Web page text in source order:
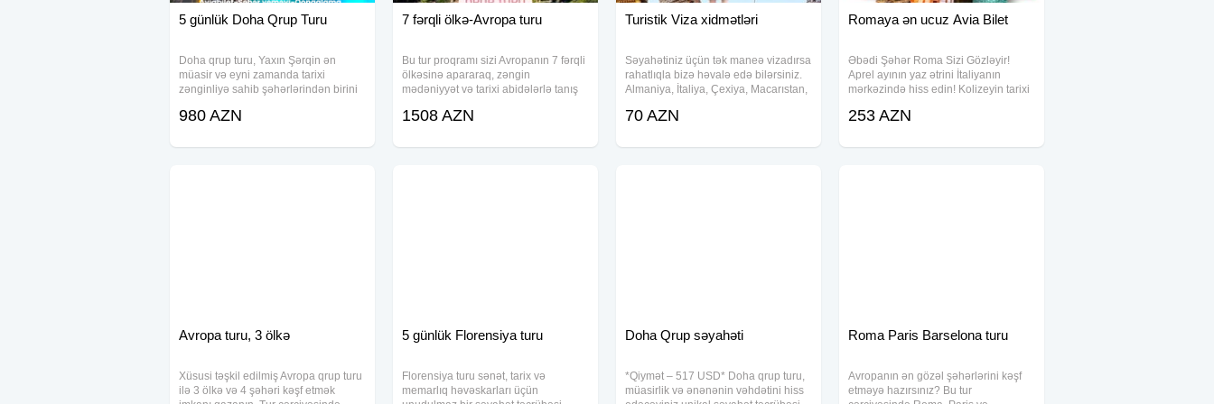
5 günlük Doha Qrup Turu
Doha qrup turu, Yaxın Şərqin ən
müasir və eyni zamanda tarixi
zənginliyə sahib şəhərlərindən birini
turda iştirak edərək, Qətərin unikal
veriş
980 AZN
7 fərqli ölkə-Avropa turu
Bu tur proqramı sizi Avropanın 7 fərqli
ölkəsinə apararaq, zəngin
mədəniyyət və tarixi abidələrlə tanış
Macarıstan, Slovakiya, Avstriya,
kimi
1508 AZN
Turistik Viza xidmətləri
Səyahətiniz üçün tək maneə vizadırsa
rahatlıqla bizə həvalə edə bilərsiniz.
Almaniya, İtaliya, Çexiya, Macarıstan,
ölkələrin vizasını asan şəkildə almaq
70 AZN
Romaya ən ucuz Avia Bilet
Əbədi Şəhər Roma Sizi Gözləyir!
Aprel ayının yaz ətrini İtaliyanın
mərkəzində hiss edin! Kolizeyin tarixi
və əfsanəvi italyan dadları cəmi bir
253 AZN
Avropa turu, 3 ölkə
Xüsusi təşkil edilmiş Avropa qrup turu
ilə 3 ölkə və 4 şəhəri kəşf etmək
5 günlük Florensiya turu
Florensiya turu sənət, tarix və
memarlıq həvəskarları üçün
Doha Qrup səyahəti
*Qiymət – 517 USD* Doha qrup turu,
müasirlik və ənənənin vəhdətini hiss
Roma Paris Barselona turu
Avropanın ən gözəl şəhərlərini kəşf
etməyə hazırsınız? Bu tur